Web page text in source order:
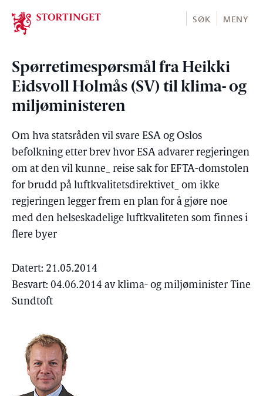
Stortinget.no
SØK MENY
Spørretimespørsmål fra Heikki
Eidsvoll Holmås (SV) til klima- og
miljøministeren
Om hva statsråden vil svare ESA og Oslos
befolkning etter brev hvor ESA advarer regjeringen
om at den vil kunne_ reise sak for EFTA-domstolen
for brudd på luftkvalitetsdirektivet_ om ikke
regjeringen legger frem en plan for å gjøre noe
med den helseskadelige luftkvaliteten som finnes i
flere byer
Datert: 21.05.2014
Besvart: 04.06.2014 av klima- og miljøminister Tine
Sundtoft